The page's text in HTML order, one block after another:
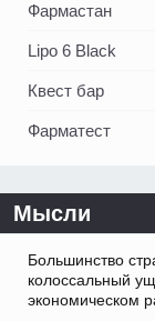
Фармастан
Lipo 6 Black
Квест бар
Фарматест
Мысли
Большинство
колоссальный
экономическом